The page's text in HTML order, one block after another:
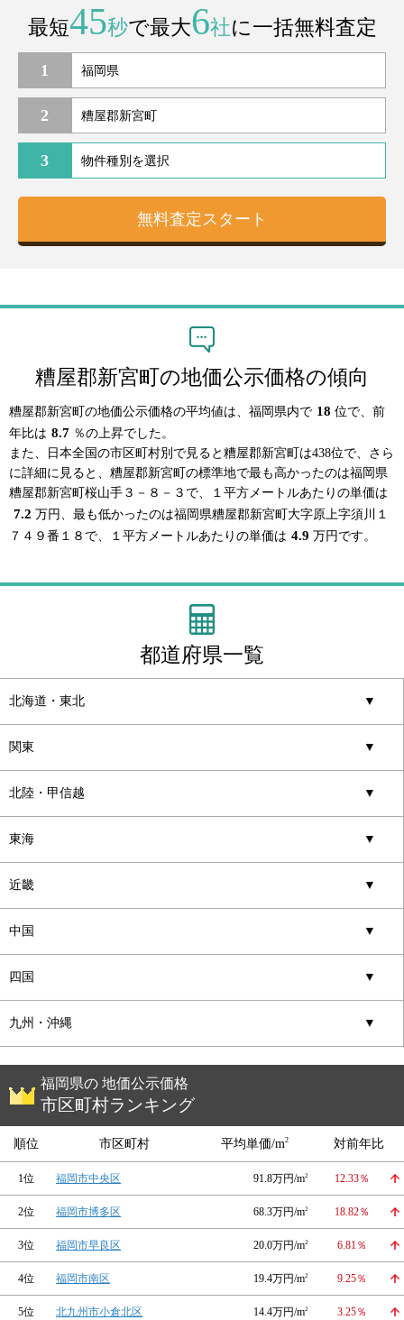
最短45秒で最大6社に一括無料査定
1
2
3
糟屋郡新宮町の地価公示価格の傾向
糟屋郡新宮町の地価公示価格の平均値は、福岡県内で 18 位で、前
年比は 8.7 ％の上昇でした。
また、日本全国の市区町村別で見ると糟屋郡新宮町は438位で、さら
に詳細に見ると、糟屋郡新宮町の標準地で最も高かったのは福岡県
糟屋郡新宮町桜山手３－８－３で、１平方メートルあたりの単価は
7.2 万円、最も低かったのは福岡県糟屋郡新宮町大字原上字須川１
７４９番１８で、１平方メートルあたりの単価は 4.9 万円です。
都道府県一覧
北海道・東北 ▼
関東 ▼
北陸・甲信越 ▼
東海 ▼
近畿 ▼
中国 ▼
四国 ▼
九州・沖縄 ▼
福岡県の 地価公示価格
市区町村ランキング
順位 市区町村 平均単価/m2 対前年比
1位 福岡市中央区 91.8万円/m2 12.33％
2位 福岡市博多区 68.3万円/m2 18.82％
3位 福岡市早良区 20.0万円/m2 6.81％
4位 福岡市南区 19.4万円/m2 9.25％
5位 北九州市小倉北区 14.4万円/m2 3.25％